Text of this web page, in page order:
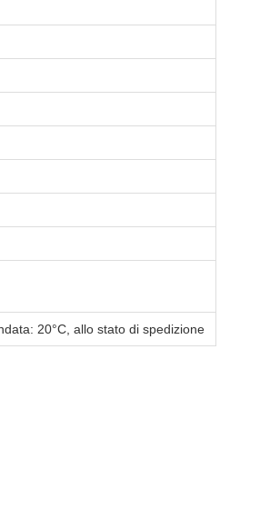
20°C, allo stato di spedizione